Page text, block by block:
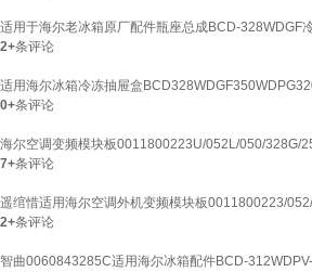
适用于海尔老冰箱原厂配件瓶座总成BCD-
2+条评论
适用海尔冰箱冷冻抽屉盒
0+条评论
海尔空调变频模块板0011800223U/052L/050/328G/
7+条评论
遥绾惜适用海尔空调外机变频模块板0011800223/
2+条评论
智曲0060843285C适用海尔冰箱配件BCD-